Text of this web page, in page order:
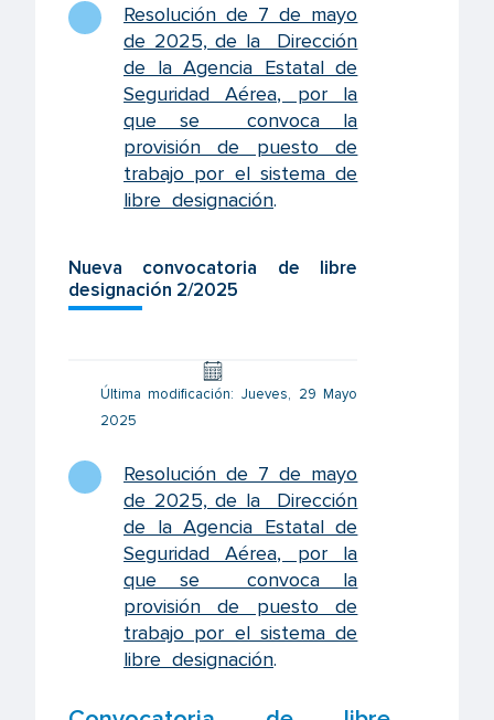
Resolución de 7 de mayo
de 2025, de la Dirección
de la Agencia Estatal de
Seguridad Aérea, por la
que se convoca la
provisión de puesto de
trabajo por el sistema de
libre designación.
Nueva convocatoria de libre
designación 2/2025
Última modificación: Jueves, 29 Mayo
2025
Resolución de 7 de mayo
de 2025, de la Dirección
de la Agencia Estatal de
Seguridad Aérea, por la
que se convoca la
provisión de puesto de
trabajo por el sistema de
libre designación.